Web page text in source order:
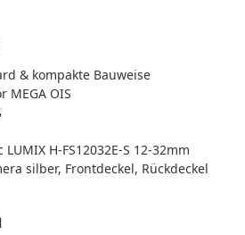
& kompakte Bauweise
MEGA OIS
H-FS12032E-S 12-32mm
silber, Frontdeckel, Rückdeckel